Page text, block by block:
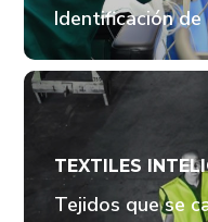
Identificación
TEXTILES
Tejidos que se